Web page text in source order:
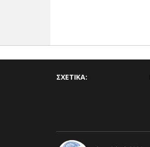
ΣΧΕΤΙΚΑ: